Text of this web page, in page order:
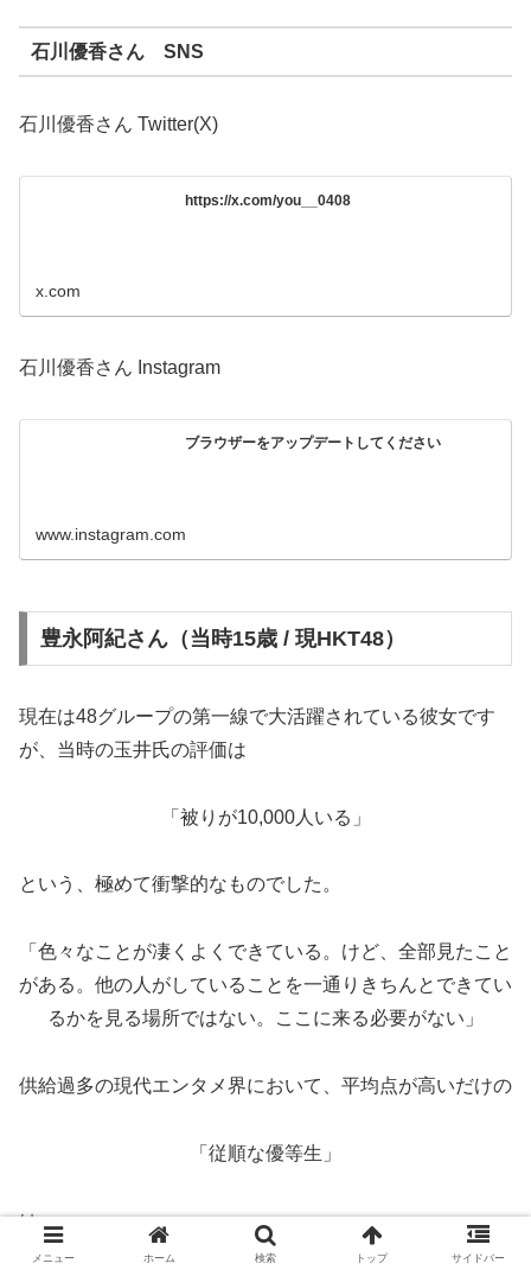
石川優香さん SNS
石川優香さん Twitter(X)
https://x.com/you__0408
x.com
石川優香さん Instagram
ブラウザーをアップデートしてください
www.instagram.com
豊永阿紀さん（当時15歳 / 現HKT48）
現在は48グループの第一線で大活躍されている彼女です
が、当時の玉井氏の評価は
「被りが10,000人いる」
という、極めて衝撃的なものでした。
「色々なことが凄くよくできている。けど、全部見たこと
がある。他の人がしていることを一通りきちんとできてい
るかを見る場所ではない。ここに来る必要がない」
供給過多の現代エンタメ界において、平均点が高いだけの
「従順な優等生」
は
メニュー ホーム 検索 トップ サイドバー